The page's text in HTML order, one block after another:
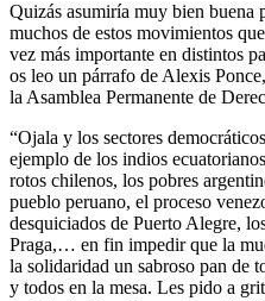
Quizás asumiría muy bien buena
muchos de estos movimientos
vez más importante en distintos
os leo un párrafo de Alexis
la Asamblea Permanente de
“Ojala y los sectores
ejemplo de los indios
rotos chilenos, los pobres
pueblo peruano, el proceso
desquiciados de Puerto Alegre,
Praga,… en fin impedir que la
la solidaridad un sabroso pan de
y todos en la mesa. Les pido a